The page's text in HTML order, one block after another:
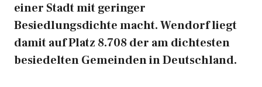
einer Stadt mit geringer
Besiedlungsdichte macht. Wendorf liegt
damit auf Platz 8.708 der am dichtesten
besiedelten Gemeinden in Deutschland.